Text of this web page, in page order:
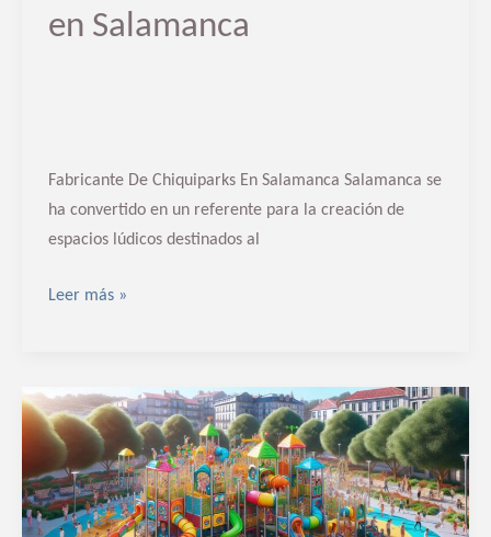
en Salamanca
Fabricante De Chiquiparks En Salamanca Salamanca se
ha convertido en un referente para la creación de
espacios lúdicos destinados al
Leer más »
Fabricante
de
chiquiparks
en
Pontevedra